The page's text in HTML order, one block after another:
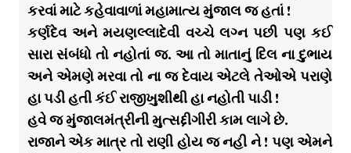
કરવાં માટે કહેવાવાળાં મહામાત્ય મુંજાલ જ હતાં !
કર્ણદેવ અને મયણલ્લાદેવી વચ્ચે લગ્ન પછી પણ કઈ
સારા સંબંધો તો નહોતાં જ. આ તો માતાનું દિલ ના દુભાય
અને એમણે મરવા તો ના જ દેવાય એટલે તેઓએ પરાણે
હા પડી હતી કંઈ રાજીખુશીથી હા નહોતી પાડી !
હવે જ મુંજાલમંત્રીની મુત્સદ્દીગીરી કામ લાગે છે.
રાજાને એક માત્ર તો રાણી હોય જ નહી ને ! પણ એમને